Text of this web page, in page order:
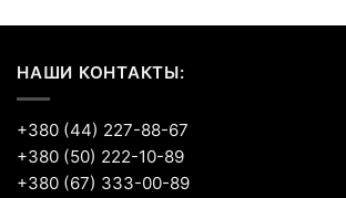
НАШИ КОНТАКТЫ:
+380 (44) 227-88-67
+380 (50) 222-10-89
+380 (67) 333-00-89